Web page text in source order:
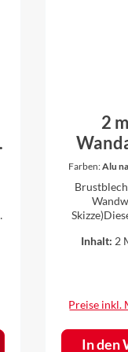
2
Alu
Farben:Alu
Skizze)Diese Variante des
(Seite e)
Abdichtung an die Wand
Fuge zur
Inhalt: 2
Preise inkl.
In den